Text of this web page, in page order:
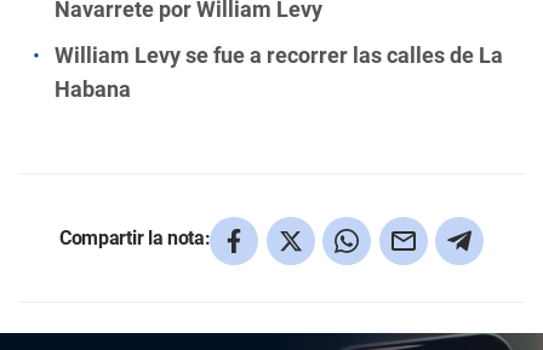
Navarrete por William Levy
William Levy se fue a recorrer las calles de La
Habana
Compartir la nota: